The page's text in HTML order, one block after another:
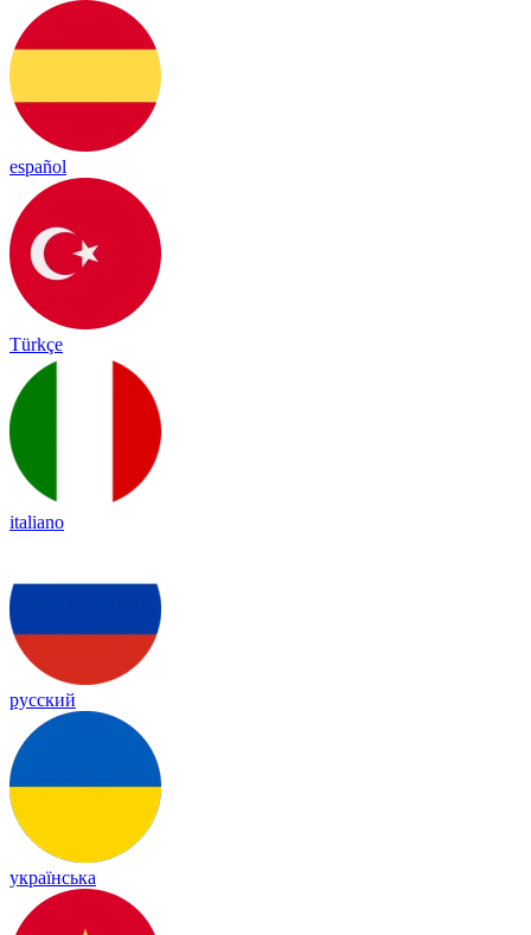
español
Türkçe
italiano
русский
українська